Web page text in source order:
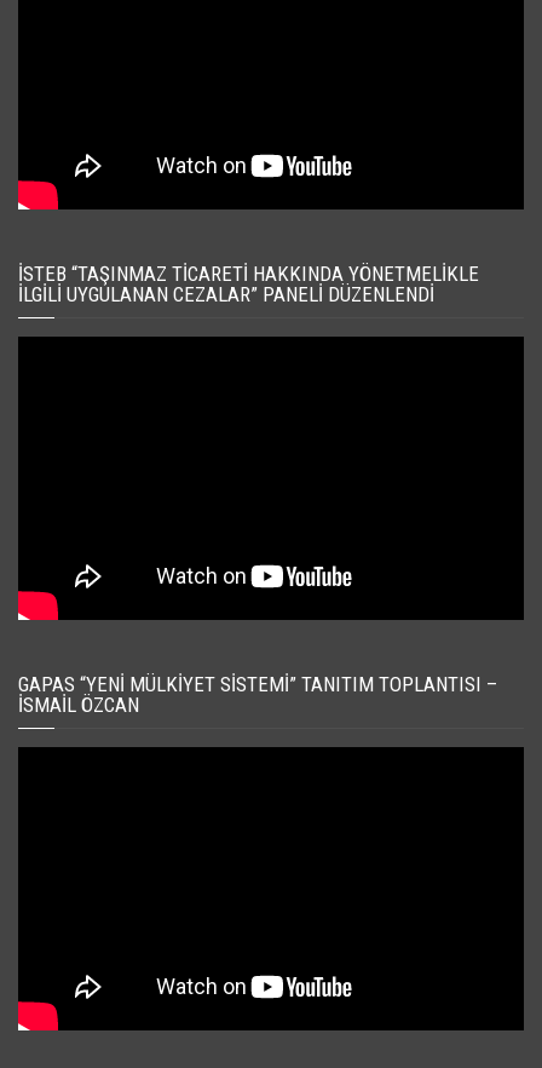
İSTEB “TAŞINMAZ TICARETI HAKKINDA YÖNETMELIKLE
İLGILI UYGULANAN CEZALAR” PANELI DÜZENLENDI
GAPAS “YENI MÜLKIYET SISTEMI” TANITIM TOPLANTISI –
İSMAIL ÖZCAN